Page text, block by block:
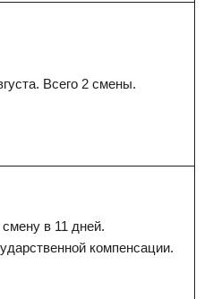
Всего 2 смены.
в 11 дней.
компенсации.